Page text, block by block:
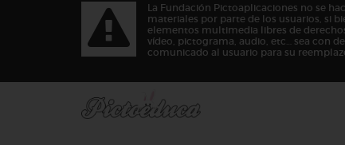
La Fundación Pictoaplicaciones no se
materiales por parte de los usuarios, si
elementos multimedia libres de
vídeo, pictograma, audio, etc… sea con
comunicado al usuario para su